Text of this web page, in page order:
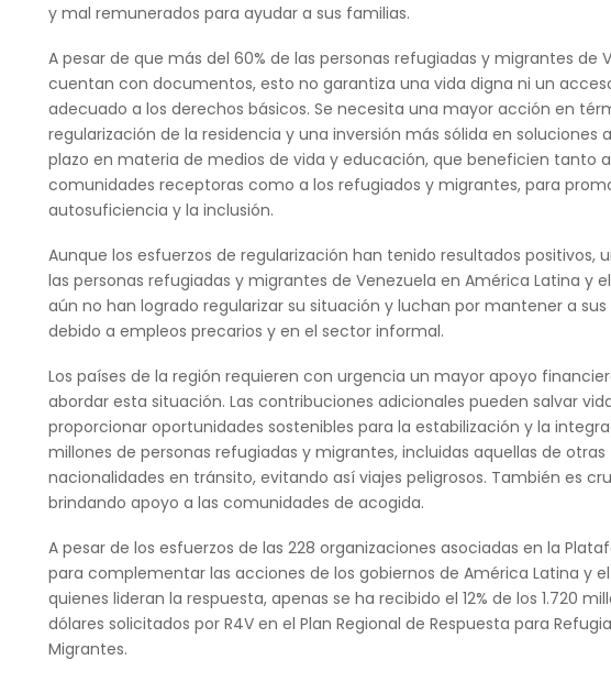
y mal remunerados para ayudar a sus familias.
A pesar de que más del 60% de las personas refugiadas y migrantes de
cuentan con documentos, esto no garantiza una vida digna ni un
adecuado a los derechos básicos. Se necesita una mayor acción en
regularización de la residencia y una inversión más sólida en soluciones
plazo en materia de medios de vida y educación, que beneficien tanto
comunidades receptoras como a los refugiados y migrantes, para
autosuficiencia y la inclusión.
Aunque los esfuerzos de regularización han tenido resultados positivos,
las personas refugiadas y migrantes de Venezuela en América Latina y
aún no han logrado regularizar su situación y luchan por mantener a
debido a empleos precarios y en el sector informal.
Los países de la región requieren con urgencia un mayor apoyo
abordar esta situación. Las contribuciones adicionales pueden salvar
proporcionar oportunidades sostenibles para la estabilización y la
millones de personas refugiadas y migrantes, incluidas aquellas de otras
nacionalidades en tránsito, evitando así viajes peligrosos. También es
brindando apoyo a las comunidades de acogida.
A pesar de los esfuerzos de las 228 organizaciones asociadas en la
para complementar las acciones de los gobiernos de América Latina y
quienes lideran la respuesta, apenas se ha recibido el 12% de los 1.720
dólares solicitados por R4V en el Plan Regional de Respuesta para
Migrantes.